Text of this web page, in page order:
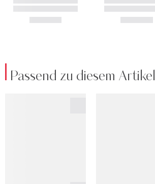
Passend zu diesem Artikel